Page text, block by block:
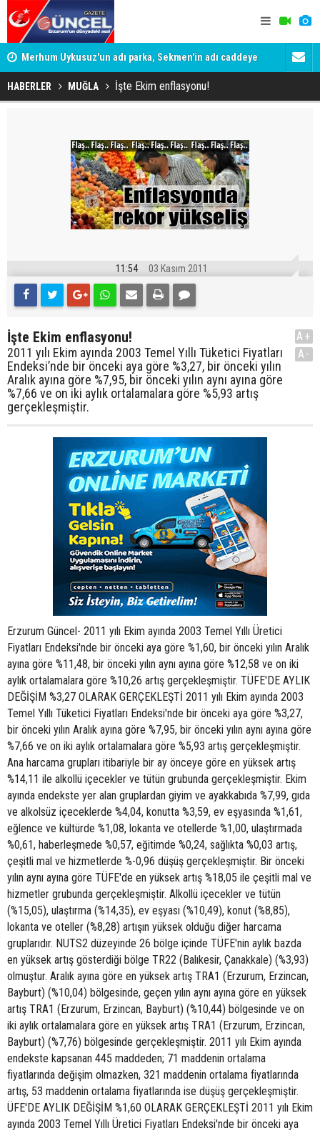
Merhum Uykusuz'un adı parka, Sekmen'in adı caddeye
verildi
HABERLER MUĞLA İşte Ekim enflasyonu!
11:54 03 Kasım 2011
İşte Ekim enflasyonu!
2011 yılı Ekim ayında 2003 Temel Yıllı Tüketici Fiyatları
Endeksi’nde bir önceki aya göre %3,27, bir önceki yılın
Aralık ayına göre %7,95, bir önceki yılın aynı ayına göre
%7,66 ve on iki aylık ortalamalara göre %5,93 artış
gerçekleşmiştir.
A+
A-
Erzurum Güncel- 2011 yılı Ekim ayında 2003 Temel Yıllı Üretici
Fiyatları Endeksi'nde bir önceki aya göre %1,60, bir önceki yılın Aralık
ayına göre %11,48, bir önceki yılın aynı ayına göre %12,58 ve on iki
aylık ortalamalara göre %10,26 artış gerçekleşmiştir. TÜFE'DE AYLIK
DEĞİŞİM %3,27 OLARAK GERÇEKLEŞTİ 2011 yılı Ekim ayında 2003
Temel Yıllı Tüketici Fiyatları Endeksi'nde bir önceki aya göre %3,27,
bir önceki yılın Aralık ayına göre %7,95, bir önceki yılın aynı ayına göre
%7,66 ve on iki aylık ortalamalara göre %5,93 artış gerçekleşmiştir.
Ana harcama grupları itibariyle bir ay önceye göre en yüksek artış
%14,11 ile alkollü içecekler ve tütün grubunda gerçekleşmiştir. Ekim
ayında endekste yer alan gruplardan giyim ve ayakkabıda %7,99, gıda
ve alkolsüz içeceklerde %4,04, konutta %3,59, ev eşyasında %1,61,
eğlence ve kültürde %1,08, lokanta ve otellerde %1,00, ulaştırmada
%0,61, haberleşmede %0,57, eğitimde %0,24, sağlıkta %0,03 artış,
çeşitli mal ve hizmetlerde %-0,96 düşüş gerçekleşmiştir. Bir önceki
yılın aynı ayına göre TÜFE'de en yüksek artış %18,05 ile çeşitli mal ve
hizmetler grubunda gerçekleşmiştir. Alkollü içecekler ve tütün
(%15,05), ulaştırma (%14,35), ev eşyası (%10,49), konut (%8,85),
lokanta ve oteller (%8,28) artışın yüksek olduğu diğer harcama
gruplarıdır. NUTS2 düzeyinde 26 bölge içinde TÜFE'nin aylık bazda
en yüksek artış gösterdiği bölge TR22 (Balıkesir, Çanakkale) (%3,93)
olmuştur. Aralık ayına göre en yüksek artış TRA1 (Erzurum, Erzincan,
Bayburt) (%10,04) bölgesinde, geçen yılın aynı ayına göre en yüksek
artış TRA1 (Erzurum, Erzincan, Bayburt) (%10,44) bölgesinde ve on
iki aylık ortalamalara göre en yüksek artış TRA1 (Erzurum, Erzincan,
Bayburt) (%7,76) bölgesinde gerçekleşmiştir. 2011 yılı Ekim ayında
endekste kapsanan 445 maddeden; 71 maddenin ortalama
fiyatlarında değişim olmazken, 321 maddenin ortalama fiyatlarında
artış, 53 maddenin ortalama fiyatlarında ise düşüş gerçekleşmiştir.
ÜFE'DE AYLIK DEĞİŞİM %1,60 OLARAK GERÇEKLEŞTİ 2011 yılı Ekim
ayında 2003 Temel Yıllı Üretici Fiyatları Endeksi'nde bir önceki aya